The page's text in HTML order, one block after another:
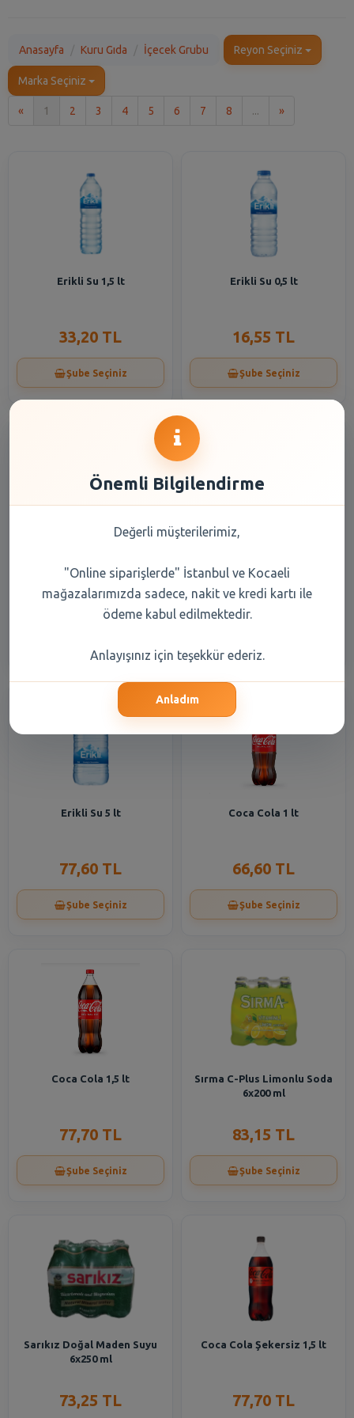
Anasayfa Kuru Gıda İçecek Grubu Reyon Seçiniz
Marka Seçiniz
« 1 2 3 4 5 6 7 8 ... »Son
Erikli Su 1,5 lt
33,20 TL
Şube Seçiniz
Erikli Su 0,5 lt
16,55 TL
Şube Seçiniz
73,25 TL 59,95 TL
Erikli Su 5 lt
77,60 TL
Şube Seçiniz
Coca Cola 1 lt
66,60 TL
Şube Seçiniz
Coca Cola 1,5 lt
77,70 TL
Şube Seçiniz
Sırma C-Plus Limonlu Soda
6x200 ml
83,15 TL
Şube Seçiniz
Sarıkız Doğal Maden Suyu
6x250 ml
73,25 TL
Coca Cola Şekersiz 1,5 lt
77,70 TL
Önemli Bilgilendirme
Değerli müşterilerimiz,
"Online siparişlerde" İstanbul ve Kocaeli
mağazalarımızda sadece, nakit ve kredi kartı ile
ödeme kabul edilmektedir.
Anlayışınız için teşekkür ederiz.
Anladım